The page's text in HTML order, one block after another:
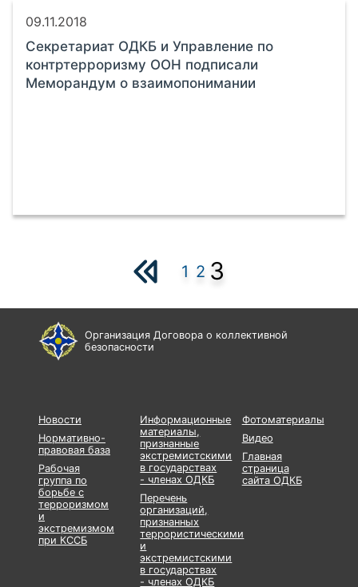
09.11.2018
Секретариат ОДКБ и Управление по
контртерроризму ООН подписали
Меморандум о взаимопонимании
1 2 3
Организация Договора о коллективной
безопасности
Новости
Нормативно-
правовая база
Рабочая
группа по
борьбе с
терроризмом
и
экстремизмом
при КССБ
Информационные
материалы,
признанные
экстремистскими
в государствах
- членах ОДКБ
Перечень
организаций,
признанных
террористическими
и
экстремистскими
в государствах
- членах ОДКБ
Фотоматериалы
Видео
Главная
страница
сайта ОДКБ